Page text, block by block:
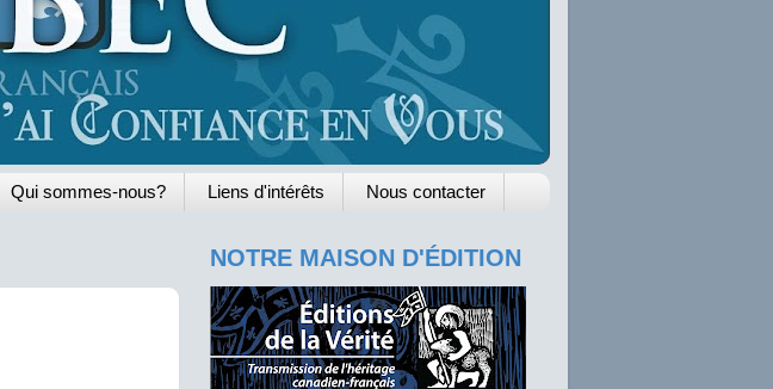
Qui sommes-nous? Liens d'intérêts Nous contacter
NOTRE MAISON D'ÉDITION